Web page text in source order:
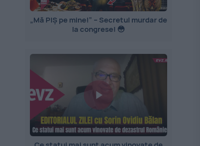
„Mă PIȘ pe mine!” – Secretul murdar de
la congrese! 😳